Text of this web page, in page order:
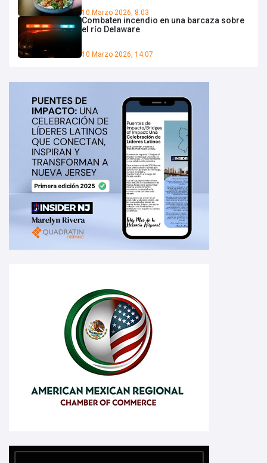
10 Marzo 2026, 8:03
Combaten incendio en una barcaza sobre
el río Delaware
10 Marzo 2026, 14:07